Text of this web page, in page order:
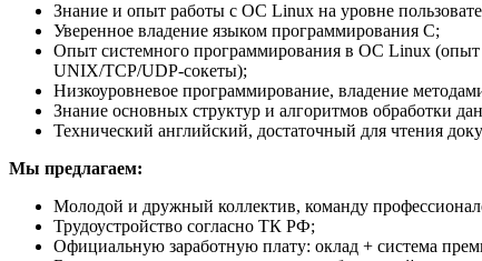
Знание и опыт работы с ОС Linux на уровне
Уверенное владение языком программирования C;
Опыт системного программирования в ОС Linux (опыт
UNIX/TCP/UDP-сокеты);
Низкоуровневое программирование, владение
Знание основных структур и алгоритмов обработки
Технический английский, достаточный для чтения
Мы предлагаем:
Молодой и дружный коллектив, команду
Трудоустройство согласно ТК РФ;
Официальную заработную плату: оклад + система